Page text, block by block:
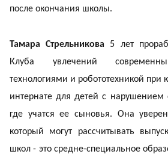
после окончания школы.
Тамара Стрельникова 5 лет
Клуба увлечений
технологиями и робототехникой при
интернате для детей с нарушением
где учатся ее сыновья. Она
который могут рассчитывать
школ - это средне-специальное